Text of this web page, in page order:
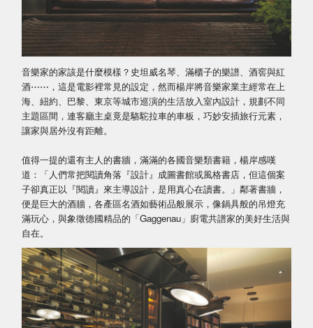
音樂家的家該是什麼模樣？史坦威名琴、滿櫃子的樂譜、酒窖與紅
酒⋯⋯，這是電影裡常見的設定，然而楊岸將音樂家業主經常在上
海、紐約、巴黎、東京等城市巡演的生活放入室內設計，規劃不同
主題區間，連客廳主桌竟是駱駝拉車的車板，巧妙安插旅行元素，
讓家與居外沒有距離。
值得一提的還有主人的書牆，滿滿的各國音樂類書籍，楊岸感嘆
道：「人們常把閱讀角落『設計』成圖書館或風格書店，但這個案
子卻真正以『閱讀』來主導設計，是用真心在讀書。」鄰著書牆，
便是巨大的酒牆，各產區名酒如藝術品般展示，像鍋具般的吊燈充
滿玩心，與象徵德國精品的「Gaggenau」廚電共譜家的美好生活與
自在。